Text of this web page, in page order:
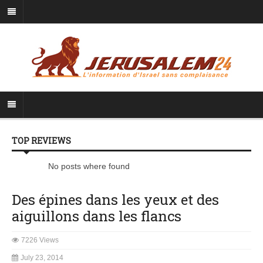
TOP REVIEWS
No posts where found
Des épines dans les yeux et des
aiguillons dans les flancs
7226 Views
July 23, 2014